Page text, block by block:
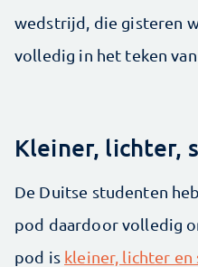
wedstrijd, die gisteren
volledig in het teken
Kleiner, lichter,
De Duitse studenten
pod daardoor volledig
pod is kleiner, lichter en